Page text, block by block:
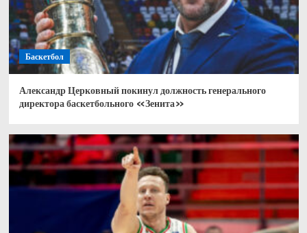
Баскетбол
Александр Церковный покинул должность генерального
директора баскетбольного «Зенита»